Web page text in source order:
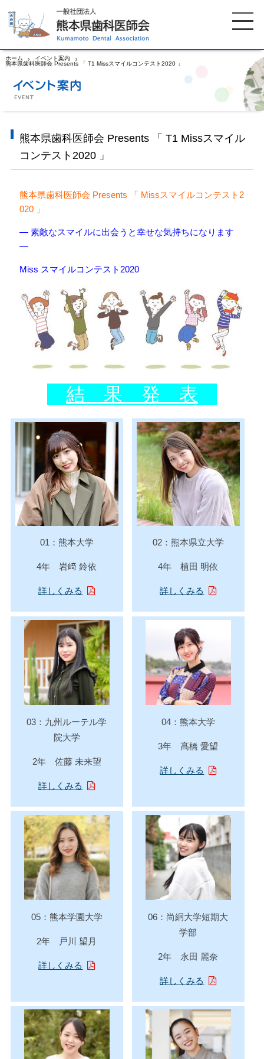
ホーム
イベント案内
熊本県歯科医師会 Presents 「 T1 Missスマイルコンテスト2020 」
熊本県歯科医師会 Presents 「 T1 Missスマイル
コンテスト2020 」
熊本県歯科医師会 Presents 「 Missスマイルコンテスト2
020 」
— 素敵なスマイルに出会うと幸せな気持ちになります
—
Miss スマイルコンテスト2020
結 果 発 表
01：熊本大学
4年 岩﨑 鈴依
詳しくみる
02：熊本県立大学
4年 植田 明依
詳しくみる
03：九州ルーテル学
院大学
2年 佐藤 未来望
詳しくみる
04：熊本大学
3年 髙橋 愛望
詳しくみる
05：熊本学園大学
2年 戸川 望月
詳しくみる
06：尚絅大学短期大
学部
2年 永田 麗奈
詳しくみる
ホーム 歯科医師会について
歯科医院検索 休日当番医
イベント案内 歯の豆知識
お知らせ
国保組合からのお知らせ 熊本歯科衛生士専門学院
会員専用ページ プライバシーポリシー
サイトマップ